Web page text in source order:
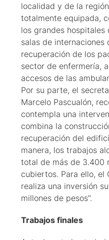
localidad y de la
totalmente equipada,
los grandes
salas de internaciones
recuperación de los
sector de enfermería,
accesos de las
Por su parte, el
Marcelo Pascualón,
contempla una
combina la
recuperación del
manera, los trabajos
total de más de 3.400
cubiertos. Para ello, el
realiza una inversión
millones de pesos”.
Trabajos finales